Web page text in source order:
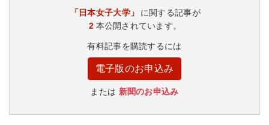
「日本女子大学」
に関する記事が
2 本公開されています。
有料記事を購読するには
電子版のお申込み
または 新聞のお申込み